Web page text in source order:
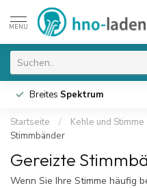
MENU
Breites Spektrum
Startseite / Kehle und Stimme
Stimmbänder
Gereizte
Wenn Sie Ihre Stimme häufig